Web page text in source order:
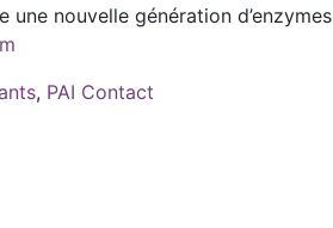
une nouvelle génération d’enzymes
, PAI Contact